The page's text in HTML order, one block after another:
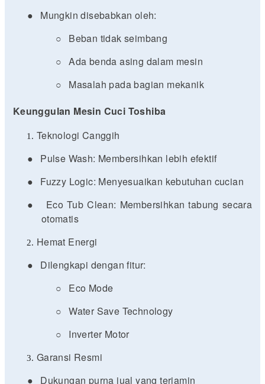
●
Mungkin disebabkan oleh:
○
Beban tidak seimbang
○ Ada benda asing dalam mesin
○
Masalah pada bagian mekanik
Keunggulan Mesin Cuci Toshiba
Teknologi Canggih
●
Pulse Wash: Membersihkan lebih efektif
●
Fuzzy Logic: Menyesuaikan kebutuhan cucian
●
Eco Tub Clean: Membersihkan tabung secara
otomatis
Hemat Energi
●
Dilengkapi dengan fitur:
○
Eco Mode
○ Water Save Technology
○
Inverter Motor
Garansi Resmi
●
Dukungan purna jual yang terjamin